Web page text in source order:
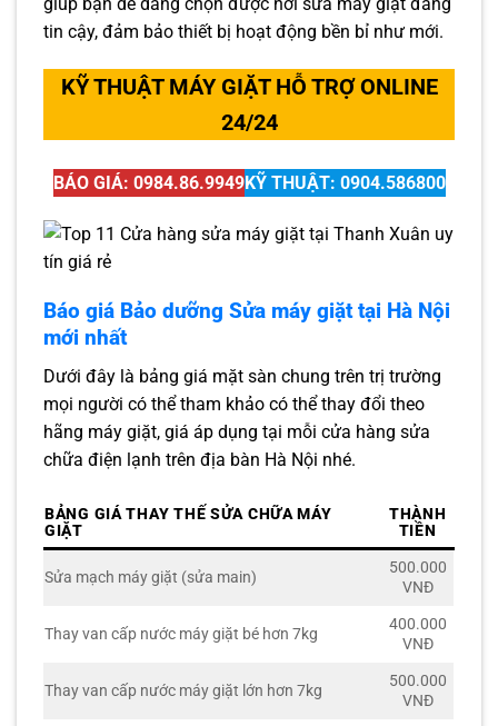
tin cậy, đảm bảo thiết bị hoạt động bền bỉ như mới.
KỸ THUẬT MÁY GIẶT HỖ TRỢ ONLINE
24/24
BÁO GIÁ: 0984.86.9949KỸ THUẬT: 0904.586800
Báo giá Bảo dưỡng Sửa máy giặt tại Hà Nội
mới nhất
Dưới đây là bảng giá mặt sàn chung trên trị trường
mọi người có thể tham khảo có thể thay đổi theo
hãng máy giặt, giá áp dụng tại mỗi cửa hàng sửa
chữa điện lạnh trên địa bàn Hà Nội nhé.
BẢNG GIÁ THAY THẾ SỬA CHỮA MÁY
GIẶT
THÀNH
TIỀN
Sửa mạch máy giặt (sửa main)
500.000
VNĐ
Thay van cấp nước máy giặt bé hơn 7kg
400.000
VNĐ
Thay van cấp nước máy giặt lớn hơn 7kg
500.000
VNĐ